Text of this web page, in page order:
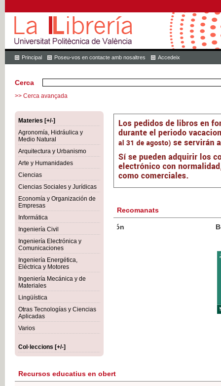
Principal Poseu-vos en contacte amb nosaltres Accedeix
Cerca
>> Cerca avançada
Materies [+/-]
Agronomía, Hidráulica y
Medio Natural
Arquitectura y Urbanismo
Arte y Humanidades
Ciencias
Ciencias Sociales y Jurídicas
Economía y Organización de
Empresas
Informática
Ingeniería Civil
Ingeniería Electrónica y
Comunicaciones
Ingeniería Energética,
Eléctrica y Motores
Ingeniería Mecánica y de
Materiales
Lingüística
Otras Tecnologías y Ciencias
Aplicadas
Varios
Col·leccions [+/-]
Recomanats
Botánica Agroalimentaria
Recursos educatius en obert